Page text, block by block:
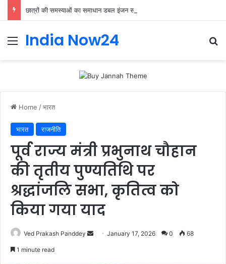
India Now24
Home /भारत
भारत राजनीति
पूर्व राज्य मंत्री प्रभुनाथ चौहान
की तृतीय पुण्यतिथि पर
श्रद्धांजलि सभा, कृतित्व को
किया गया याद
Ved Prakash Panddey January 17, 2026 0 68
1 minute read